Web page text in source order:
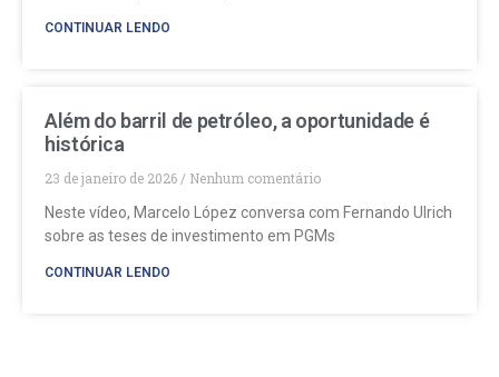
CONTINUAR LENDO
Além do barril de petróleo, a oportunidade é
histórica
23 de janeiro de 2026
Nenhum comentário
Neste vídeo, Marcelo López conversa com Fernando Ulrich
sobre as teses de investimento em PGMs
CONTINUAR LENDO